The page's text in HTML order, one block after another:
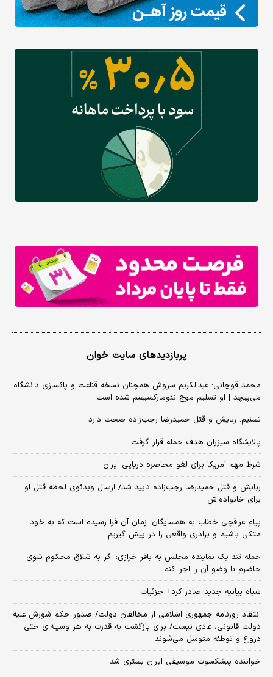
پربازدیدهای سایت خوان
محمد قوچانی: عبدالکریم سروش همچنان نسخه قناعت و پاکسازی دانشگاه
می‌پیچد | او تسلیم موج نئومارکسیسم شده است
تسنیم: ربایش و قتل حمیدرضا رجب‌زاده صحت دارد
پالایشگاه سیزران هدف حمله قرار گرفت
شرط مهم آمریکا برای لغو محاصره دریایی ایران
ربایش و قتل حمیدرضا رجب‌زاده تایید شد/ ارسال ویدئوی لحظه قتل او
برای خانواده‌اش
پیام عراقچی خطاب به همسایگان؛ زمان آن فرا رسیده است که به خود
متکی باشیم و برادری واقعی را در پیش گیریم
حمله تند یک نماینده مجلس به باقر خرازی: اگر به شلاق محکوم شوی
حاضرم با وضو آن را اجرا کنم
سپاه بیانیه جدید صادر کرد+ جزئیات
انتقاد روزنامه جمهوری اسلامی از مخالفان دولت/ صدور حکم شورش علیه
دولت قانونی، عادی نیست/ برای بازگشت به قدرت به هر وسیله‌ای حتی
دروغ و توطئه متوسل می‌شوند
خواننده پیشکسوت موسیقی ایران بستری شد